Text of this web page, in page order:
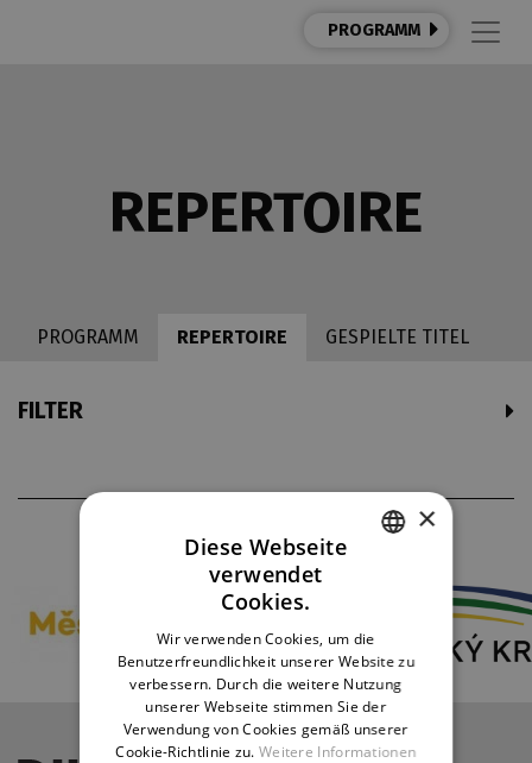
PROGRAMM
REPERTOIRE
PROGRAMM REPERTOIRE GESPIELTE TITEL
FILTER
THEATERPARTNER
GERMAN
×
Diese Webseite
verwendet
Cookies.
Wir verwenden Cookies, um die
Benutzerfreundlichkeit unserer Website zu
verbessern. Durch die weitere Nutzung
unserer Webseite stimmen Sie der
Verwendung von Cookies gemäß unserer
Cookie-Richtlinie zu. Weitere Informationen